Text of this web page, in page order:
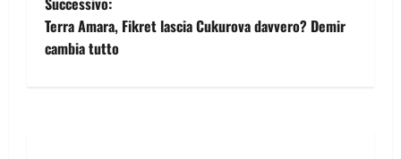
Terra Amara, Fikret lascia Cukurova davvero? Demir
cambia tutto